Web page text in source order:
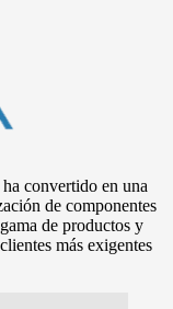
convertido en una
de componentes
de productos y
más exigentes